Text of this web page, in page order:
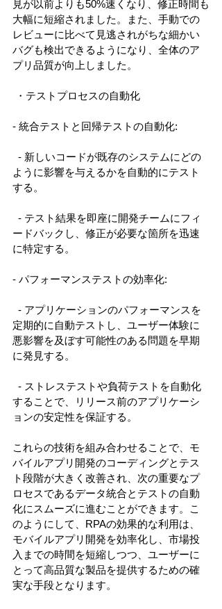
見が以前よりも50%速くなり、修正時間も
大幅に短縮されました。また、手動での
レビューに比べて見逃されがちな細かい
バグも検出できるようになり、全体のア
プリ品質が向上しました。
・テストプロセスの自動化
- 統合テストと回帰テストの自動化:
- 新しいコードが既存のシステムにどの
ように影響を与えるかを自動的にテスト
する。
- テスト結果を即座に開発チームにフィ
ードバックし、修正が必要な箇所を迅速
に特定する。
- パフォーマンステストの効率化:
- アプリケーションのパフォーマンスを
定期的に自動テストし、ユーザー体験に
悪影響を及ぼす可能性のある問題を早期
に発見する。
- ストレステストや負荷テストを自動化
することで、リリース前のアプリケーシ
ョンの安定性を保証する。
これらの技術を組み合わせることで、モ
バイルアプリ開発のコーディングとテス
ト段階が大きく改善され、次の重要なプ
ロセスであるデータ統合とテストの自動
化にスムーズに進むことができます。こ
のようにして、RPAの効果的な利用は、
モバイルアプリ開発を効率化し、市場投
入までの時間を短縮しつつ、ユーザーに
とって高品質な製品を提供するための確
実な手段となります。